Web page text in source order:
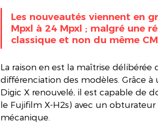
Les nouveautés viennent en
Mpxl à 24 Mpxl ; malgré une
classique et non du même
La raison en est la maîtrise
différenciation des modèles. Grâce
Digic X renouvelé, il est capable de
le Fujifilm X-H2s) avec un
mécanique.